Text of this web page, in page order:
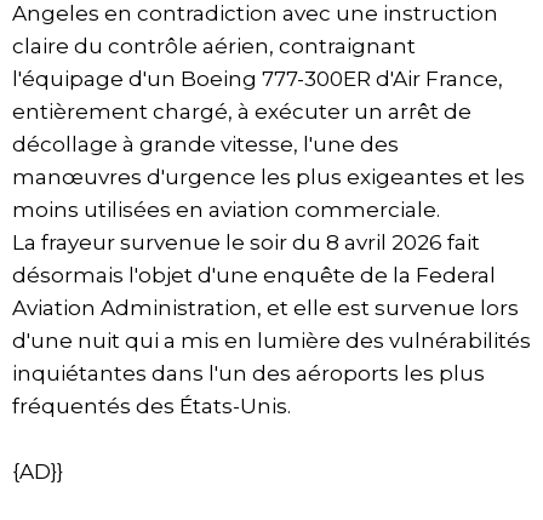
Angeles en contradiction avec une instruction
claire du contrôle aérien, contraignant
l'équipage d'un Boeing 777-300ER d'Air France,
entièrement chargé, à exécuter un arrêt de
décollage à grande vitesse, l'une des
manœuvres d'urgence les plus exigeantes et les
moins utilisées en aviation commerciale.
La frayeur survenue le soir du 8 avril 2026 fait
désormais l'objet d'une enquête de la Federal
Aviation Administration, et elle est survenue lors
d'une nuit qui a mis en lumière des vulnérabilités
inquiétantes dans l'un des aéroports les plus
fréquentés des États-Unis.
{AD}}